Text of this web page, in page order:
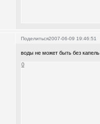
Поделиться2007-06-09 19:46:51
воды не может быть без капель
0